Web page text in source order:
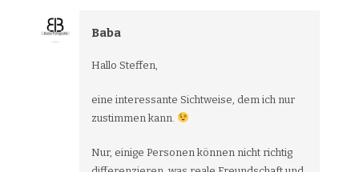
Baba
Hallo Steffen,
eine interessante Sichtweise, dem ich nur
zustimmen kann.
Nur, einige Personen können nicht richtig